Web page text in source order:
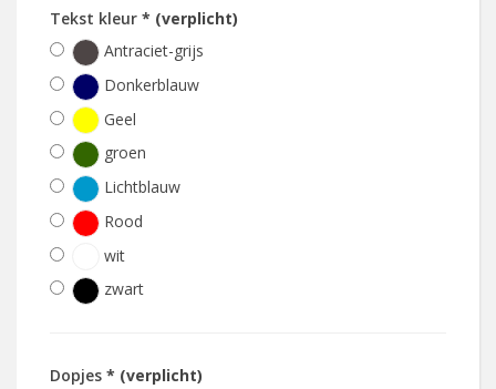
Tekst kleur * (verplicht)
Antraciet-grijs
Donkerblauw
Geel
groen
Lichtblauw
Rood
wit
zwart
Dopjes * (verplicht)